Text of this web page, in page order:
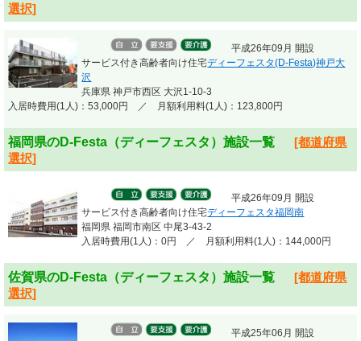
選択]
平成26年09月 開設
サービス付き高齢者向け住宅ディーフェスタ(D-Festa)神戸大
沢
兵庫県 神戸市西区 大沢1-10-3
入居時費用(1人)：53,000円 ／ 月額利用料(1人)：123,800円
福岡県のD-Festa（ディーフェスタ）施設一覧
[都道府県
選択]
平成26年09月 開設
サービス付き高齢者向け住宅ディーフェスタ福岡南
福岡県 福岡市南区 中尾3-43-2
入居時費用(1人)：0円 ／ 月額利用料(1人)：144,000円
佐賀県のD-Festa（ディーフェスタ）施設一覧
[都道府県
選択]
平成25年06月 開設